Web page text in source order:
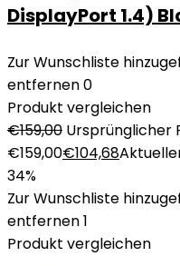
DisplayPort 1.4)
Zur Wunschliste
entfernen0
Produkt vergleichen
€159,00 Ursprünglicher
€159,00€104,68
34%
Zur Wunschliste
entfernen1
Produkt vergleichen